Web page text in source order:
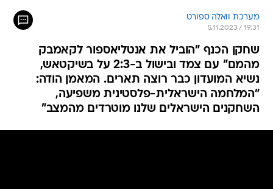
מערכת וואלה ספורט
5.11.2023 / 19:31
שחקן הכנף "הוביל את אנטליאספור לקאמבק
מהמם" עם צמד ובישול ב-2:3 על בשיקטאש,
נשיא המועדון כבר רוצה תארים. המאמן הודה:
"המלחמה הישראלית-פלסטינית משפיעה,
השחקנים הישראלים שלנו מוטרדים מהמצב"